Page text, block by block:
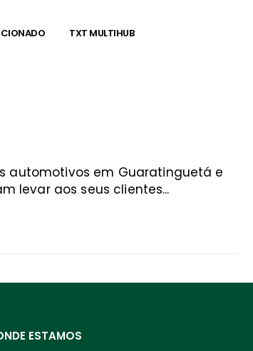
TXT MULTIHUB
automotivos em Guaratinguetá e
levar aos seus clientes...
ESTAMOS